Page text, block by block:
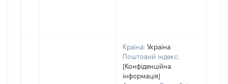
Країна: Україна
Поштовий індекс:
[Конфіденційна
інформація]